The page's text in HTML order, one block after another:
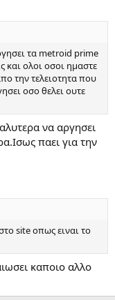
τα metroid prime
και ολοι οσοι ημαστε
την τελειοτητα που
οσο θελει ουτε
να αργησει
παει για την
site οπως ειναι το
καποιο αλλο